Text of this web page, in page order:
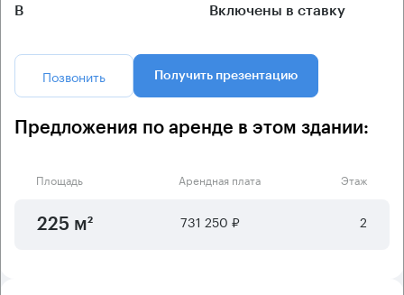
B Включены в ставку
Позвонить Получить презентацию
Предложения по аренде в этом здании:
Площадь Арендная плата Этаж
225 м² 731 250 ₽ 2